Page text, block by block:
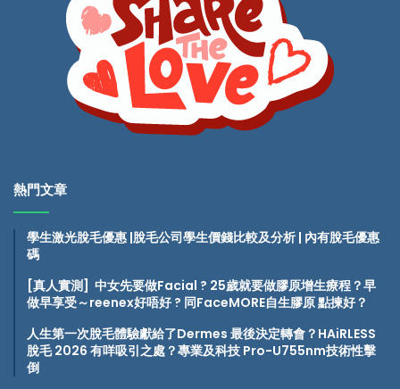
熱門文章
學生激光脫毛優惠 |脫毛公司學生價錢比較及分析 | 內有脫毛優惠
碼
[真人實測] 中女先要做Facial ? 25歲就要做膠原增生療程？早
做早享受～reenex好唔好 ? 同FaceMORE自生膠原 點揀好？
人生第一次脫毛體驗獻給了Dermes 最後決定轉會？HAiRLESS
脫毛 2026 有咩吸引之處？專業及科技 Pro-U755nm技術性擊
倒